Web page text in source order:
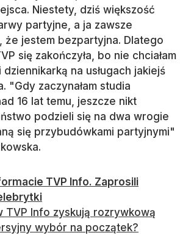
Niestety, dziś większość
partyjne, a ja zawsze
że jestem bezpartyjna. Dlatego
się zakończyła, bo nie chciałam
na usługach jakiejś
"Gdy zaczynałam studia
16 lat temu, jeszcze nikt
podzieli się na dwa wrogie
się przybudówkami partyjnymi"
TVP Info. Zaprosili
TVP Info zyskują rozrywkową
wybór na początek?